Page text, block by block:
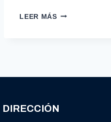
LEER MÁSSANTA
ESTE
DIRECCIÓN